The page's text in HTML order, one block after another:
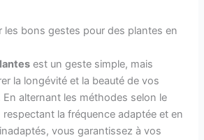
les bons gestes pour des plantes en
est un geste simple, mais
la longévité et la beauté de vos
En alternant les méthodes selon le
respectant la fréquence adaptée et en
vous garantissez à vos